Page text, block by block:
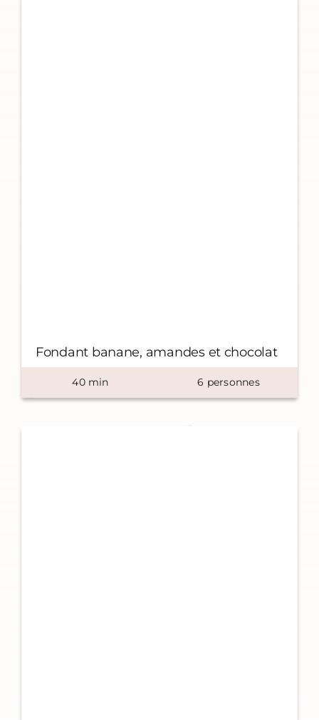
Fondant banane, amandes et chocolat
40min 6 personnes